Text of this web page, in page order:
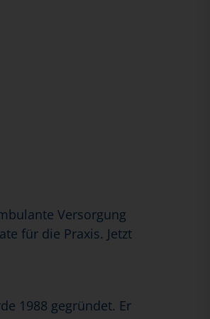
Versorgung
für die Praxis. Jetzt
1988 gegründet. Er